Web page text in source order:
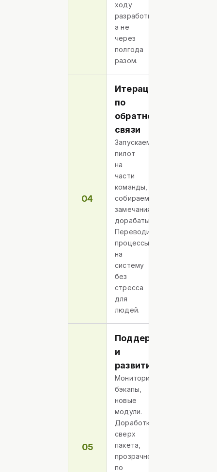
ходу
разработки,
а не
через
полгода
разом.
04
Итерации
по
обратной
связи
Запускаем
пилот
на
части
команды,
собираем
замечания,
дорабатываем.
Переводим
процессы
на
систему
без
стресса
для
людей.
05
Поддержка
и
развитие
Мониторинг,
бэкапы,
новые
модули.
Доработки
сверх
пакета,
прозрачно
по